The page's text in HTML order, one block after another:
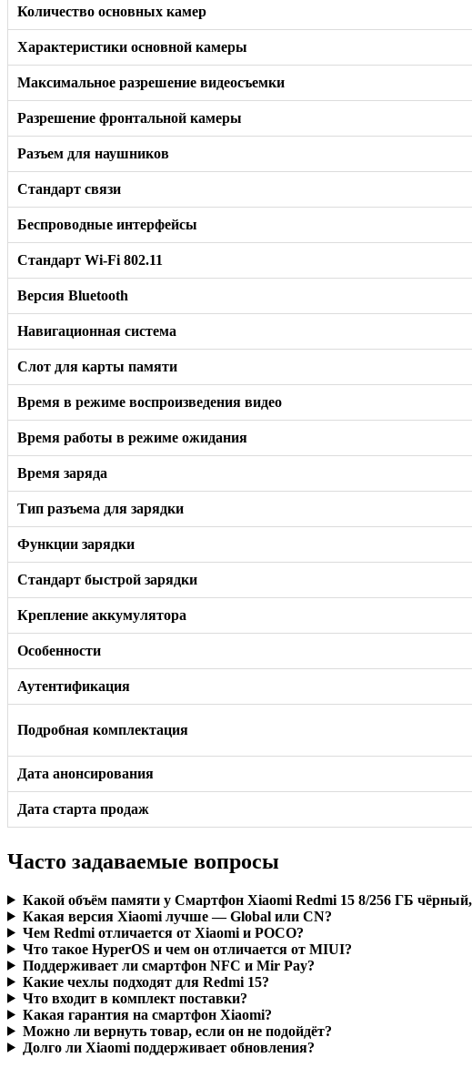
Количество основных камер
Характеристики основной камеры
Максимальное разрешение видеосъемки
Разрешение фронтальной камеры
Разъем для наушников
Стандарт связи
Беспроводные интерфейсы
Стандарт Wi-Fi 802.11
Версия Bluetooth
Навигационная система
Слот для карты памяти
Время в режиме воспроизведения видео
Время работы в режиме ожидания
Время заряда
Тип разъема для зарядки
Функции зарядки
Стандарт быстрой зарядки
Крепление аккумулятора
Особенности
Аутентификация
Подробная комплектация
Дата анонсирования
Дата старта продаж
Часто задаваемые вопросы
Какой объём памяти у Смартфон Xiaomi Redmi 15 8/256 ГБ
Какая версия Xiaomi лучше — Global или CN?
Чем Redmi отличается от Xiaomi и POCO?
Что такое HyperOS и чем он отличается от MIUI?
Поддерживает ли смартфон NFC и Mir Pay?
Какие чехлы подходят для Redmi 15?
Что входит в комплект поставки?
Какая гарантия на смартфон Xiaomi?
Можно ли вернуть товар, если он не подойдёт?
Долго ли Xiaomi поддерживает обновления?